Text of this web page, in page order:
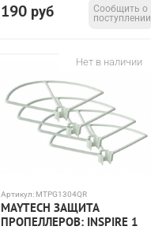
190 руб
Сообщить о
поступлении
Нет в наличии
Артикул: MTPG1304QR
MAYTECH ЗАЩИТА
ПРОПЕЛЛЕРОВ: INSPIRE 1